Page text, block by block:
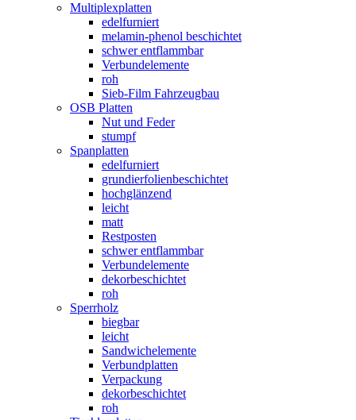
Multiplexplatten
edelfurniert
melamin-phenol beschichtet
schwer entflammbar
Verbundelemente
roh
Sieb-Film Fahrzeugbau
OSB Platten
Nut und Feder
stumpf
Spanplatten
edelfurniert
grundierfolienbeschichtet
hochglänzend
leicht
matt
Restposten
schwer entflammbar
Verbundelemente
dekorbeschichtet
roh
Sperrholz
biegbar
leicht
Sandwichelemente
Verbundplatten
Verpackung
dekorbeschichtet
roh